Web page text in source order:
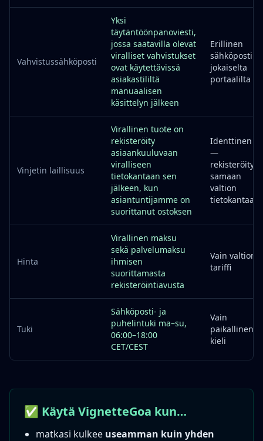
Vahvistussähköposti
Yksi
täytäntöönpanoviesti,
jossa saatavilla olevat
viralliset vahvistukset
ovat käytettävissä
asiakastililtä
manuaalisen
käsittelyn jälkeen
Erillinen
sähköposti
jokaiselta
portaalilta
Vinjetin laillisuus
Virallinen tuote on
rekisteröity
asiaankuuluvaan
viralliseen
tietokantaan sen
jälkeen, kun
asiantuntijamme on
suorittanut ostoksen
Identtinen
—
rekisteröity
samaan
valtion
tietokantaan
Hinta
Virallinen maksu
sekä palvelumaksu
ihmisen
suorittamasta
rekisteröintiavusta
Vain valtion
tariffi
Tuki
Sähköposti- ja
puhelintuki ma–su,
06:00–18:00
CET/CEST
Vain
paikallinen
kieli
✅ Käytä VignetteGoa kun…
matkasi kulkee useamman kuin yhden